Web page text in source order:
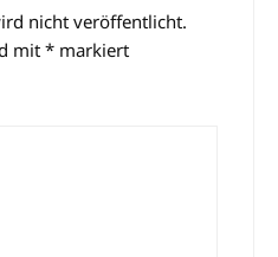
nicht veröffentlicht.
mit * markiert